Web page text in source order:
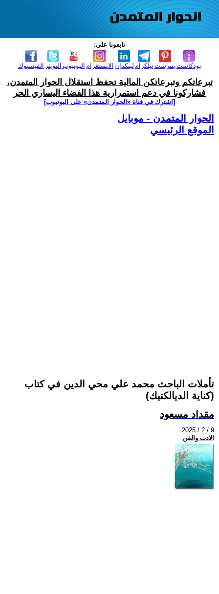
تابعونا على:
الفيسبوك التويتر اليوتيوب الانستغرام لينكدإن تيلكرامبنترست بودكاست
تبرعاتكم وتبرعاتكن المالية تحفظ استقلال الحوار المتمدن،
فشاركونا في دعم استمرارية هذا الفضاء اليساري الحر
[اشترك في قناة ‫«الحوار المتمدن» على اليوتيوب]
الحوار المتمدن - موبايل
الموقع الرئيسي
تأملات الباحث محمد علي محي الدين في كتاب
(كناية الديالكتيك)
مقداد مسعود
2025 / 2 / 9
الادب والفن